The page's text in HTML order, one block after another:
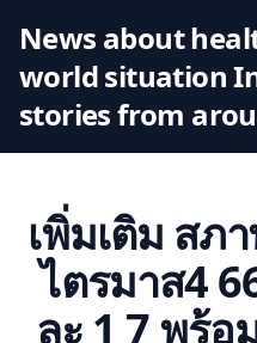
News about
world situation
stories from
เพิ่มเติม สภ
ไตรมาส4
ละ 1 7 พร้อ